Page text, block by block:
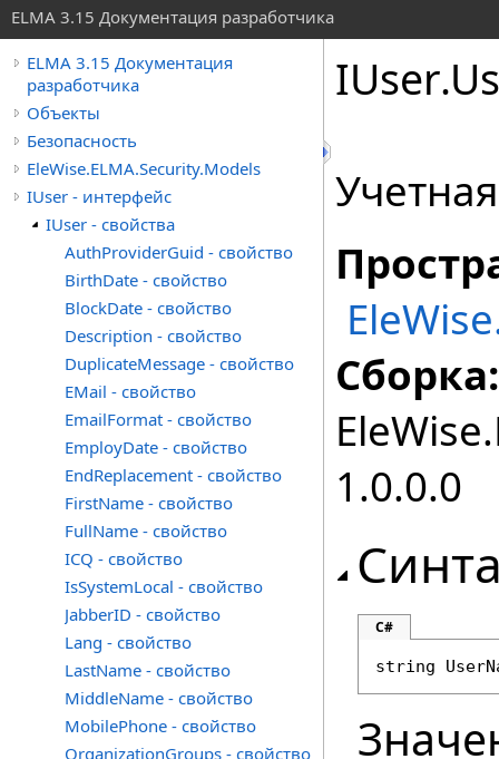
ELMA 3.15 Документация разработчика
ELMA 3.15 Документация
разработчика
Объекты
Безопасность
EleWise.ELMA.Security.Models
IUser - интерфейс
IUser - свойства
AuthProviderGuid - свойство
BirthDate - свойство
BlockDate - свойство
Description - свойство
DuplicateMessage - свойство
EMail - свойство
EmailFormat - свойство
EmployDate - свойство
EndReplacement - свойство
FirstName - свойство
FullName - свойство
ICQ - свойство
IsSystemLocal - свойство
JabberID - свойство
Lang - свойство
LastName - свойство
MiddleName - свойство
MobilePhone - свойство
OrganizationGroups - свойство
IUser.
Сборка:
1.0.0.0
C#
string